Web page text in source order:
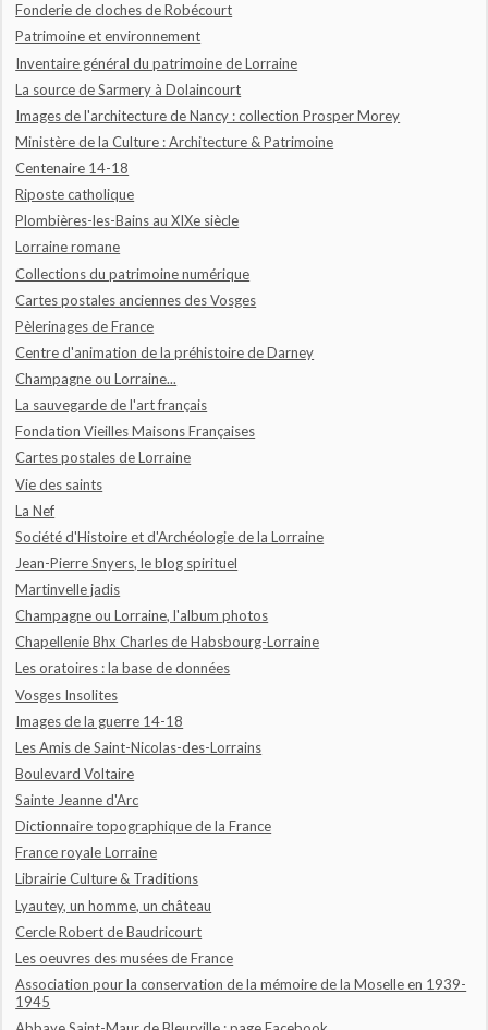
Fonderie de cloches de Robécourt
Patrimoine et environnement
Inventaire général du patrimoine de Lorraine
La source de Sarmery à Dolaincourt
Images de l'architecture de Nancy : collection Prosper Morey
Ministère de la Culture : Architecture & Patrimoine
Centenaire 14-18
Riposte catholique
Plombières-les-Bains au XIXe siècle
Lorraine romane
Collections du patrimoine numérique
Cartes postales anciennes des Vosges
Pèlerinages de France
Centre d'animation de la préhistoire de Darney
Champagne ou Lorraine...
La sauvegarde de l'art français
Fondation Vieilles Maisons Françaises
Cartes postales de Lorraine
Vie des saints
La Nef
Société d'Histoire et d'Archéologie de la Lorraine
Jean-Pierre Snyers, le blog spirituel
Martinvelle jadis
Champagne ou Lorraine, l'album photos
Chapellenie Bhx Charles de Habsbourg-Lorraine
Les oratoires : la base de données
Vosges Insolites
Images de la guerre 14-18
Les Amis de Saint-Nicolas-des-Lorrains
Boulevard Voltaire
Sainte Jeanne d'Arc
Dictionnaire topographique de la France
France royale Lorraine
Librairie Culture & Traditions
Lyautey, un homme, un château
Cercle Robert de Baudricourt
Les oeuvres des musées de France
Association pour la conservation de la mémoire de la Moselle en 1939-
1945